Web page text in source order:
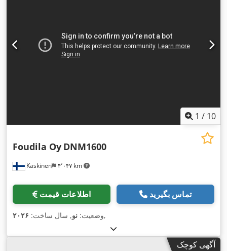
1 / 10
Kaskinen ۴٬۰۴۷ km
Foudila Oy DNM1600
اطلاعات قیمت تماس بگیرید
وضعیت: نو, سال ساخت: ۲۰۲۶ ,
آگهی کوچک